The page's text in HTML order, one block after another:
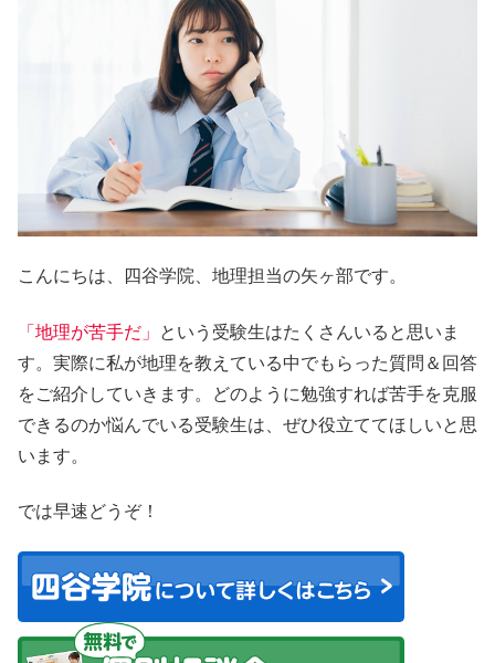
こんにちは、四谷学院、地理担当の矢ヶ部です。
「地理が苦手だ」
という受験生はたくさんいると思いま
す。実際に私が地理を教えている中でもらった質問＆回答
をご紹介していきます。どのように勉強すれば苦手を克服
できるのか悩んでいる受験生は、ぜひ役立ててほしいと思
います。
では早速どうぞ！